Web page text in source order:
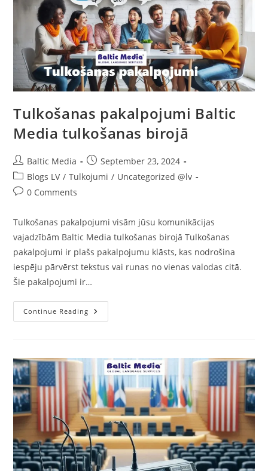
Tulkošanas pakalpojumi Baltic
Media tulkošanas birojā
Post
author:
Baltic Media
Post
published:
September 23, 2024
Post
category:
Blogs LV / Tulkojumi / Uncategorized @lv
Post0 Comments
Tulkošanas pakalpojumi visām jūsu komunikācijas
vajadzībām Baltic Media tulkošanas birojā Tulkošanas
pakalpojumi ir plašs pakalpojumu klāsts, kas nodrošina
iespēju pārvērst tekstus vai runas no vienas valodas citā.
Šie pakalpojumi ir…
Continue Reading Tulkošanas
Pakalpojumi